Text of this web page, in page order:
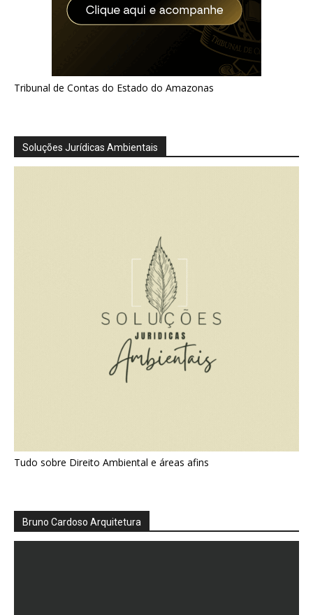
Tribunal de Contas do Estado do Amazonas
Soluções Jurídicas Ambientais
Tudo sobre Direito Ambiental e áreas afins
Bruno Cardoso Arquitetura